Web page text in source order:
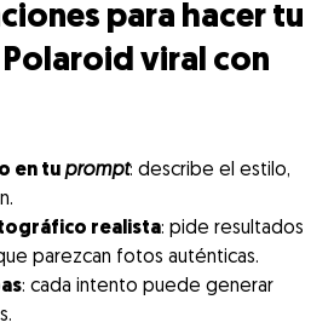
para hacer tu
viral con
en tu prompt: describe el estilo,
realista: pide resultados
parezcan fotos auténticas.
: cada intento puede generar